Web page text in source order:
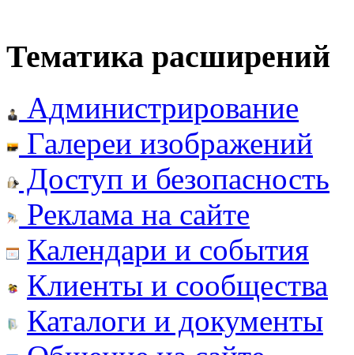
Тематика расширений
Администрирование
Галереи изображений
Доступ и безопасность
Реклама на сайте
Календари и события
Клиенты и сообщества
Каталоги и документы